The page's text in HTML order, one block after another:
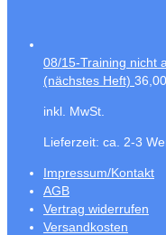
08/15-Training nicht
(nächstes Heft) 36,00
inkl. MwSt.
Lieferzeit: ca. 2-3
Impressum/Kontakt
AGB
Vertrag widerrufen
Versandkosten